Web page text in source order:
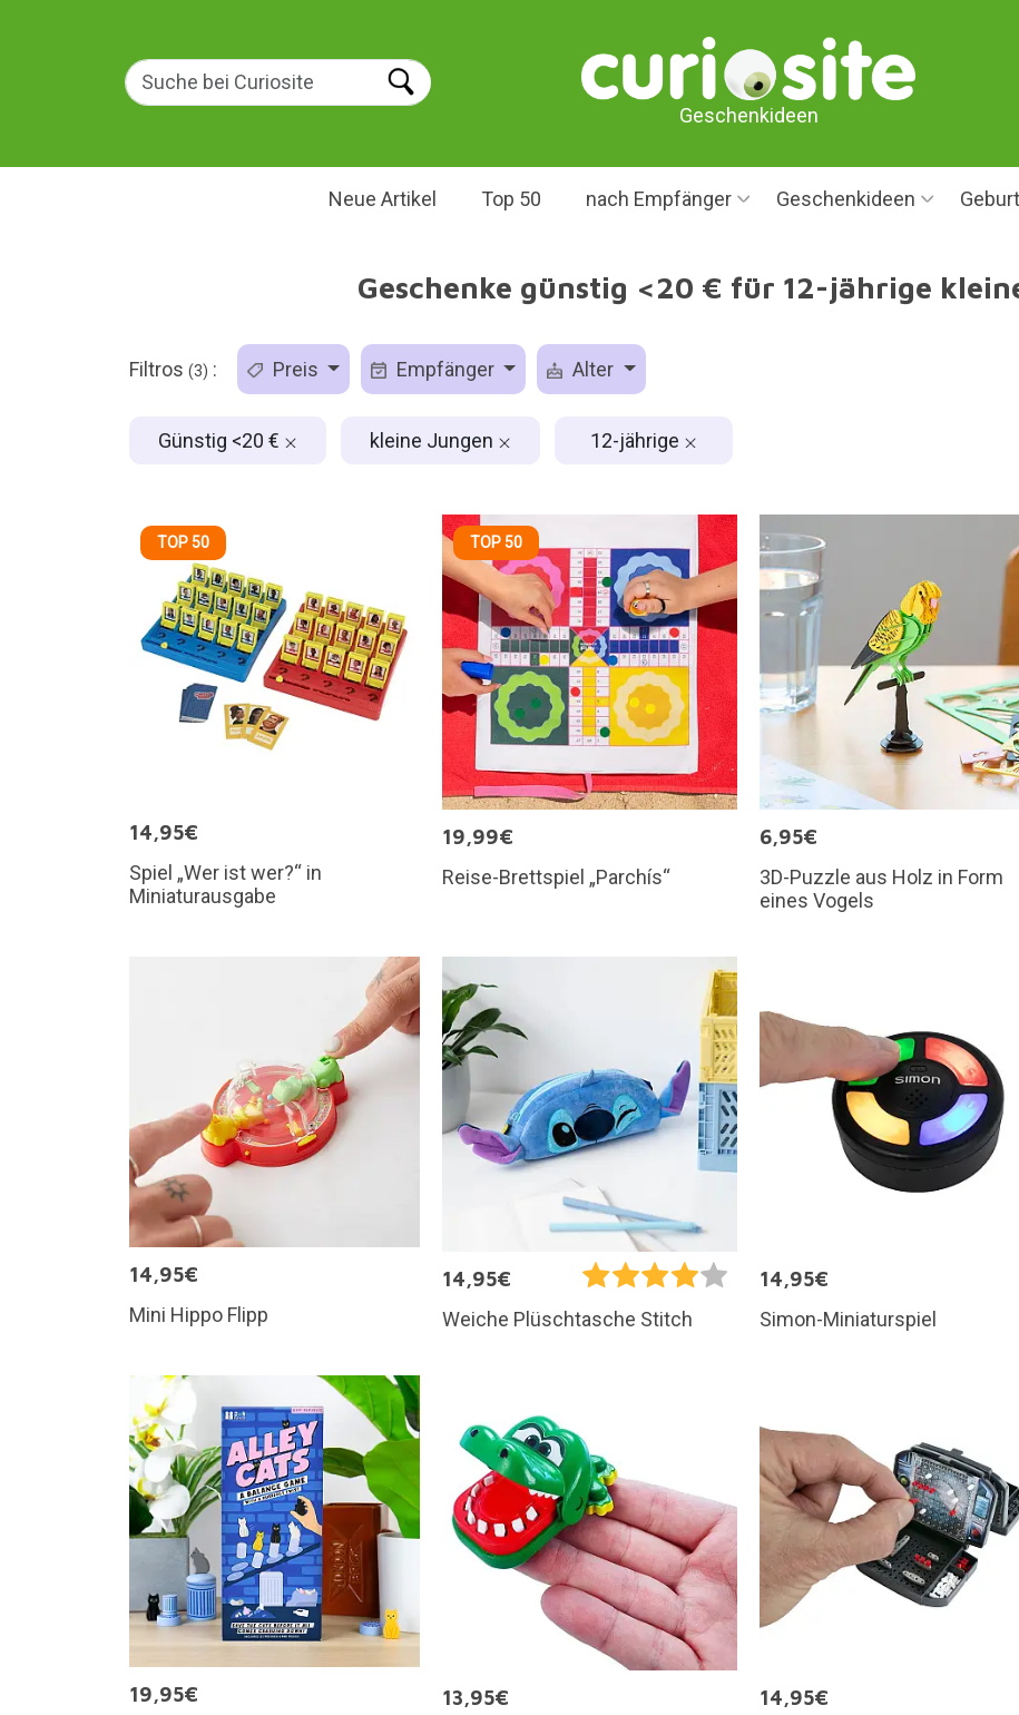
Geschenkideen
Neue Artikel Top 50 nach Empfänger Geschenkideen
Geschenke günstig <20 € für 12-jährige
Filtros (3) : Preis Empfänger Alter
Günstig <20 € kleine Jungen 12-jährige
TOP 50
14,95€
Spiel „Wer ist wer?“ in
Miniaturausgabe
TOP 50
19,99€
Reise-Brettspiel „Parchís“
6,95€
3D-Puzzle aus Holz in Form
eines Vogels
14,95€
Mini Hippo Flipp
14,95€
Weiche Plüschtasche Stitch
14,95€
Simon-Miniaturspiel
19,95€
13,95€
14,95€